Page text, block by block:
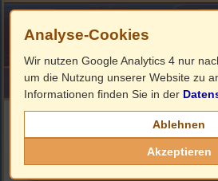
HOME ImpressumLinks
Filmbeschreibung, Cover &
Analyse-Cookies
Wir nutzen Google Analytics 4 nur
um die Nutzung unserer Website zu
Informationen finden Sie in der
Ablehnen
Akzeptieren